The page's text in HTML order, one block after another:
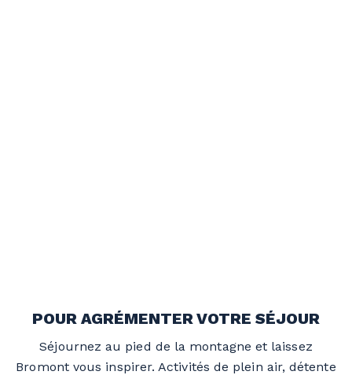
POUR AGRÉMENTER VOTRE SÉJOUR
Séjournez au pied de la montagne et laissez
Bromont vous inspirer. Activités de plein air, détente